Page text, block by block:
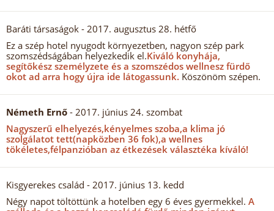
Baráti társaságok - 2017. augusztus 28. hétfő
Ez a szép hotel nyugodt környezetben, nagyon szép park
szomszédságában helyezkedik el.Kiváló konyhája,
segítőkész személyzete és a szomszédos wellnesz fürdő
okot ad arra hogy újra ide látogassunk. Köszönöm szépen.
Németh Ernő - 2017. június 24. szombat
Nagyszerű elhelyezés,kényelmes szoba,a klima jó
szolgálatot tett(napközben 36 fok),a wellnes
tökéletes,félpanzióban az étkezések választéka kíváló!
Kisgyerekes család - 2017. június 13. kedd
Négy napot töltöttünk a hotelben egy 6 éves gyermekkel. A